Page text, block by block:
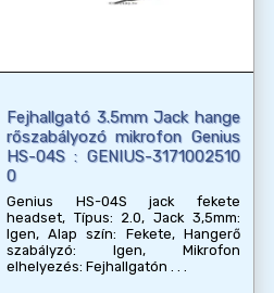
Fejhallgató 3.5mm Jack hange
rőszabályozó mikrofon Genius
HS-04S : GENIUS-3171002510
0
Genius HS-04S jack fekete
headset, Típus: 2.0, Jack 3,5mm:
Igen, Alap szín: Fekete, Hangerő
szabályzó: Igen, Mikrofon
elhelyezés: Fejhallgatón